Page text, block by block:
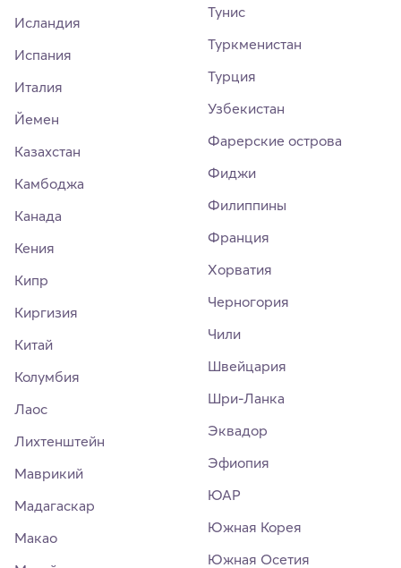
Исландия
Испания
Италия
Йемен
Казахстан
Камбоджа
Канада
Кения
Кипр
Киргизия
Китай
Колумбия
Лаос
Лихтенштейн
Маврикий
Мадагаскар
Макао
Тунис
Туркменистан
Турция
Узбекистан
Фарерские острова
Фиджи
Филиппины
Франция
Хорватия
Черногория
Чили
Швейцария
Шри-Ланка
Эквадор
Эфиопия
ЮАР
Южная Корея
Южная Осетия